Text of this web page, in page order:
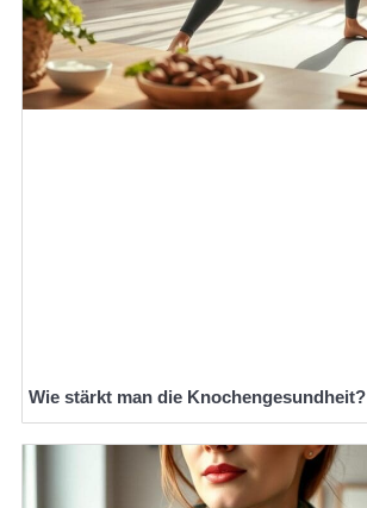
Wie stärkt man die Knochengesundheit?